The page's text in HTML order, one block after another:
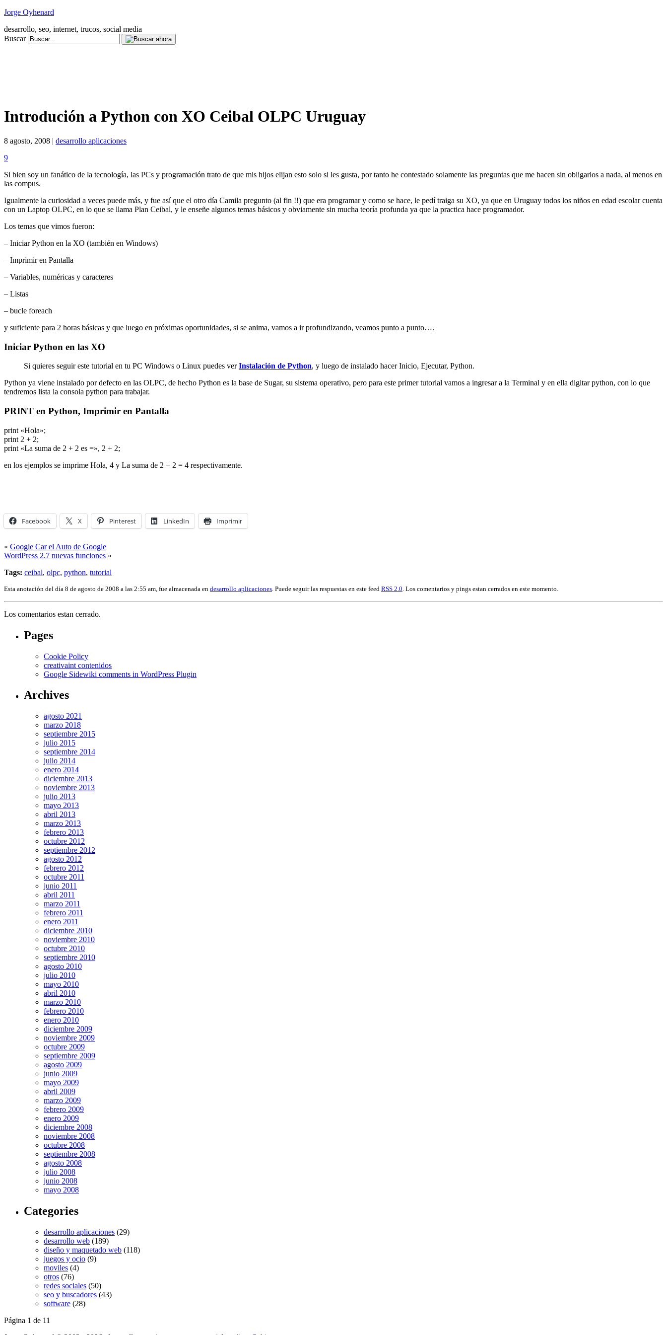
Jorge Oyhenard
desarrollo, seo, internet, trucos, social media
Buscar
Introdución a Python con XO Ceibal OLPC Uruguay
8 agosto, 2008 | desarrollo aplicaciones
9
Si bien soy un fanático de la tecnología, las PCs y programación trato de que mis hijos elijan esto solo si les gusta, por tanto he contestado solamente las preguntas que me hacen sin obligarlos a nada, al menos en
las compus.
Igualmente la curiosidad a veces puede más, y fue así que el otro día Camila pregunto (al fin !!) que era programar y como se hace, le pedí traiga su XO, ya que en Uruguay todos los niños en edad escolar cuenta
con un Laptop OLPC, en lo que se llama Plan Ceibal, y le enseñe algunos temas básicos y obviamente sin mucha teoría profunda ya que la practica hace programador.
Los temas que vimos fueron:
– Iniciar Python en la XO (también en Windows)
– Imprimir en Pantalla
– Variables, numéricas y caracteres
– Listas
– bucle foreach
y suficiente para 2 horas básicas y que luego en próximas oportunidades, si se anima, vamos a ir profundizando, veamos punto a punto….
Iniciar Python en las XO
Si quieres seguir este tutorial en tu PC Windows o Linux puedes verInstalación de Python, y luego de instalado hacer Inicio, Ejecutar, Python.
Python ya viene instalado por defecto en las OLPC, de hecho Python es la base de Sugar, su sistema operativo, pero para este primer tutorial vamos a ingresar a la Terminal y en ella digitar python, con lo que
tendremos lista la consola python para trabajar.
PRINT en Python, Imprimir en Pantalla
print «Hola»;
print 2 + 2;
print «La suma de 2 + 2 es =», 2 + 2;
en los ejemplos se imprime Hola, 4 y La suma de 2 + 2 = 4 respectivamente.
Facebook X Pinterest LinkedIn Imprimir
« Google Car el Auto de Google
WordPress 2.7 nuevas funciones »
Tags: ceibal, olpc, python, tutorial
Esta anotación del día 8 de agosto de 2008 a las 2:55 am, fue almacenada en desarrollo aplicaciones . Puede seguir las respuestas en este feed RSS 2.0 . Los comentarios y pings estan cerrados en este momento.
Los comentarios estan cerrado.
Pages
Cookie Policy
creativaint contenidos
Google Sidewiki comments in WordPress Plugin
Archives
agosto 2021
marzo 2018
septiembre 2015
julio 2015
septiembre 2014
julio 2014
enero 2014
diciembre 2013
noviembre 2013
julio 2013
mayo 2013
abril 2013
marzo 2013
febrero 2013
octubre 2012
septiembre 2012
agosto 2012
febrero 2012
octubre 2011
junio 2011
abril 2011
marzo 2011
febrero 2011
enero 2011
diciembre 2010
noviembre 2010
octubre 2010
septiembre 2010
agosto 2010
julio 2010
mayo 2010
abril 2010
marzo 2010
febrero 2010
enero 2010
diciembre 2009
noviembre 2009
octubre 2009
septiembre 2009
agosto 2009
junio 2009
mayo 2009
abril 2009
marzo 2009
febrero 2009
enero 2009
diciembre 2008
noviembre 2008
octubre 2008
septiembre 2008
agosto 2008
julio 2008
junio 2008
mayo 2008
Categories
desarrollo aplicaciones (29)
desarrollo web (189)
diseño y maquetado web (118)
juegos y ocio (9)
moviles (4)
otros (76)
redes sociales (50)
seo y buscadores (43)
software (28)
Página 1 de 11